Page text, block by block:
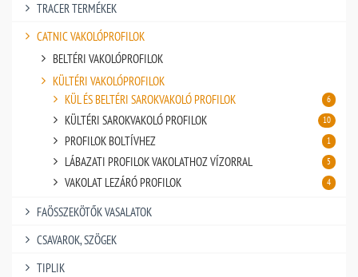
TRACER TERMÉKEK
CATNIC VAKOLÓPROFILOK
BELTÉRI VAKOLÓPROFILOK
KÜLTÉRI VAKOLÓPROFILOK
KÜL ÉS BELTÉRI SAROKVAKOLÓ PROFILOK
6
KÜLTÉRI SAROKVAKOLÓ PROFILOK 10
PROFILOK BOLTÍVHEZ 1
LÁBAZATI PROFILOK VAKOLATHOZ VÍZORRAL 5
VAKOLAT LEZÁRÓ PROFILOK 4
FAÖSSZEKÖTŐK VASALATOK
CSAVAROK, SZÖGEK
TIPLIK